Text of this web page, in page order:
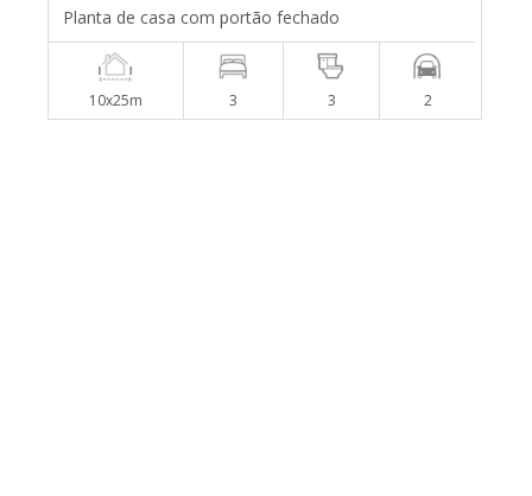
Planta de casa com portão fechado
10x25m 3 3 2